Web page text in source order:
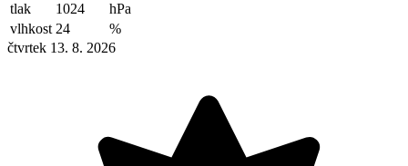
tlak
1024
hPa
vlhkost 24
%
čtvrtek 13. 8. 2026